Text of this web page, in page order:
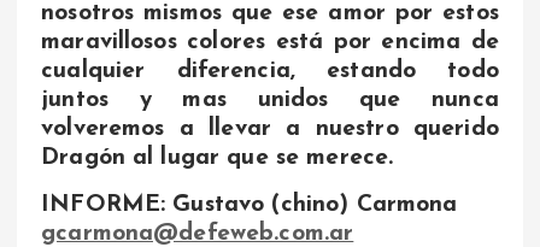
nosotros mismos que ese amor por estos
maravillosos colores está por encima de
cualquier diferencia, estando todo
juntos y mas unidos que nunca
volveremos a llevar a nuestro querido
Dragón al lugar que se merece.
INFORME: Gustavo (chino) Carmona
gcarmona@defeweb.com.ar